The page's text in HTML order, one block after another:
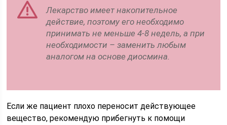
Лекарство имеет накопительное
действие, поэтому его необходимо
принимать не меньше 4-8 недель, а при
необходимости – заменить любым
аналогом на основе диосмина.
Если же пациент плохо переносит действующее
вещество, рекомендую прибегнуть к помощи